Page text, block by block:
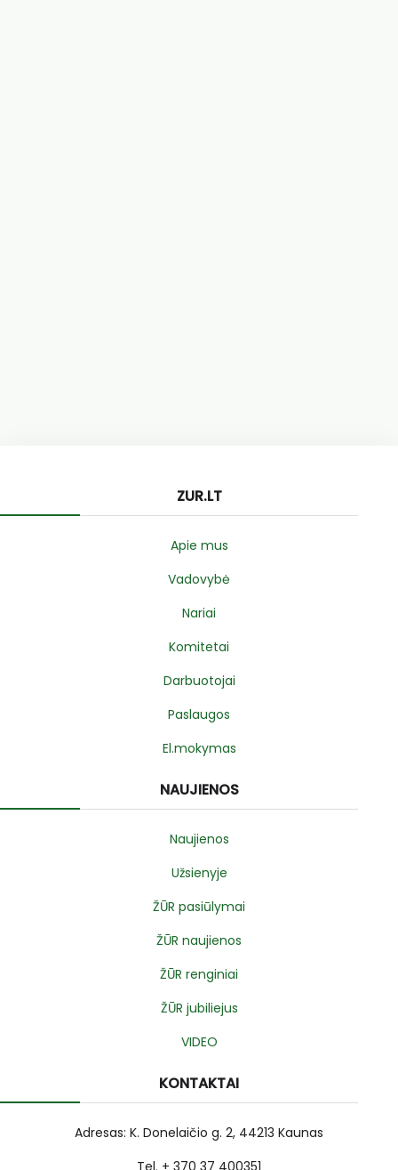
ZUR.LT
Apie mus
Vadovybė
Nariai
Komitetai
Darbuotojai
Paslaugos
El.mokymas
NAUJIENOS
Naujienos
Užsienyje
ŽŪR pasiūlymai
ŽŪR naujienos
ŽŪR renginiai
ŽŪR jubiliejus
VIDEO
KONTAKTAI
Adresas: K. Donelaičio g. 2, 44213 Kaunas
Tel. + 370 37 400351